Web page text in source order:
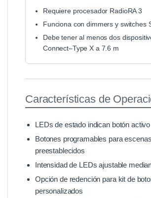
Requiere procesador RadioRA 3
Funciona con dimmers y switches
Debe tener al menos dos
Connect–Type X a 7.6 m
Características de
LEDs de estado indican botón activo
Botones programables para
preestablecidos
Intensidad de LEDs ajustable
Opción de redención para kit de
personalizados